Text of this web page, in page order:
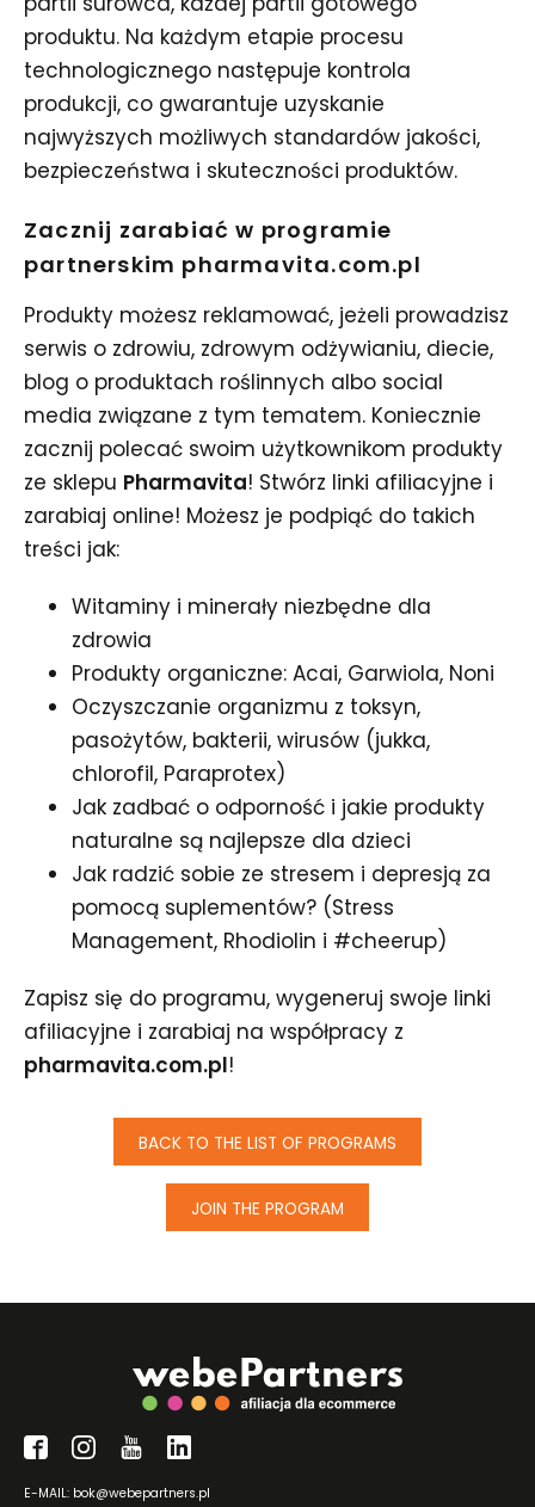
produktu. Na każdym etapie procesu
technologicznego następuje kontrola
produkcji, co gwarantuje uzyskanie
najwyższych możliwych standardów jakości,
bezpieczeństwa i skuteczności produktów.
Zacznij zarabiać w programie
partnerskim pharmavita.com.pl
Produkty możesz reklamować, jeżeli prowadzisz
serwis o zdrowiu, zdrowym odżywianiu, diecie,
blog o produktach roślinnych albo social
media związane z tym tematem. Koniecznie
zacznij polecać swoim użytkownikom produkty
ze sklepu Pharmavita! Stwórz linki afiliacyjne i
zarabiaj online! Możesz je podpiąć do takich
treści jak:
Witaminy i minerały niezbędne dla
zdrowia
Produkty organiczne: Acai, Garwiola, Noni
Oczyszczanie organizmu z toksyn,
pasożytów, bakterii, wirusów (jukka,
chlorofil, Paraprotex)
Jak zadbać o odporność i jakie produkty
naturalne są najlepsze dla dzieci
Jak radzić sobie ze stresem i depresją za
pomocą suplementów? (Stress
Management, Rhodiolin i #cheerup)
Zapisz się do programu, wygeneruj swoje linki
afiliacyjne i zarabiaj na współpracy z
pharmavita.com.pl!
BACK TO THE LIST OF PROGRAMS
JOIN THE PROGRAM
E-MAIL: bok@webepartners.pl